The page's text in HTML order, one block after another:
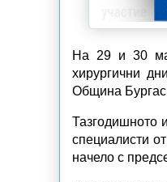
На 29 и 30
хирургични
Община Бургас
Тазгодишното
специалисти
начело с